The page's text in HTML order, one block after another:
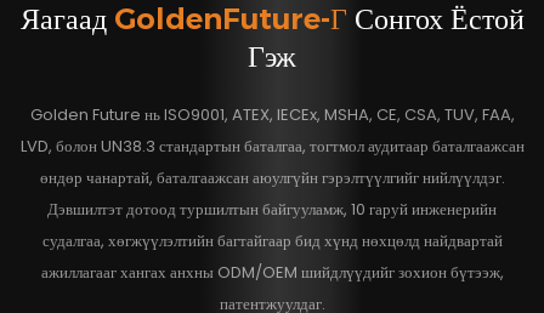
Яагаад GoldenFuture-Г Сонгох Ёстой
Гэж
Golden Future нь ISO9001, ATEX, IECEx, MSHA, CE, CSA, TUV, FAA,
LVD, болон UN38.3 стандартын баталгаа, тогтмол аудитаар баталгаажсан
өндөр чанартай, баталгаажсан аюулгүйн гэрэлтүүлгийг нийлүүлдэг.
Дэвшилтэт дотоод туршилтын байгууламж, 10 гаруй инженерийн
судалгаа, хөгжүүлэлтийн багтайгаар бид хүнд нөхцөлд найдвартай
ажиллагааг хангах анхны ODM/OEM шийдлүүдийг зохион бүтээж,
патентжуулдаг.